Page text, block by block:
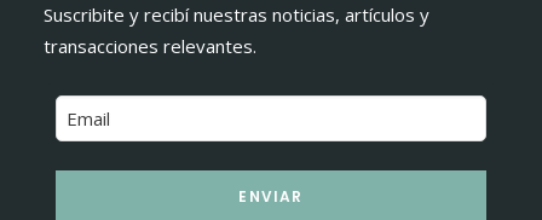
Suscribite y recibí nuestras noticias, artículos y
transacciones relevantes.
ENVIAR